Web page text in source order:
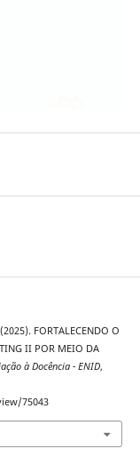
FORTALECENDO O
II POR MEIO DA
à Docência - ENID,
75043